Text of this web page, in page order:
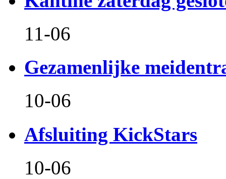
11-06
Gezamenlijke
10-06
Afsluiting KickStars
10-06